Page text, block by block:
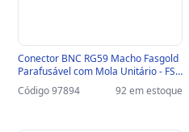
Conector BNC RG59 Macho Fasgold
Parafusável com Mola Unitário - FS-
161 - FS-161
Código 97894 92 em estoque